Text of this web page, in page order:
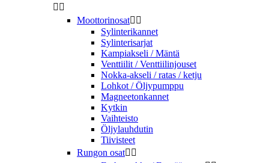
 
Moottorinosat 
Sylinterikannet
Sylinterisarjat
Kampiakseli / Mäntä
Venttiilit / Venttiilinjouset
Nokka-akseli / ratas / ketju
Lohkot / Öljypumppu
Magneetonkannet
Kytkin
Vaihteisto
Öljylauhdutin
Tiivisteet
Rungon osat 